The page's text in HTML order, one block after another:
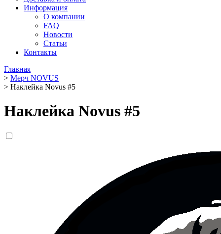
Информация
О компании
FAQ
Новости
Статьи
Контакты
Главная
> Мерч NOVUS
> Наклейка Novus #5
Наклейка Novus #5